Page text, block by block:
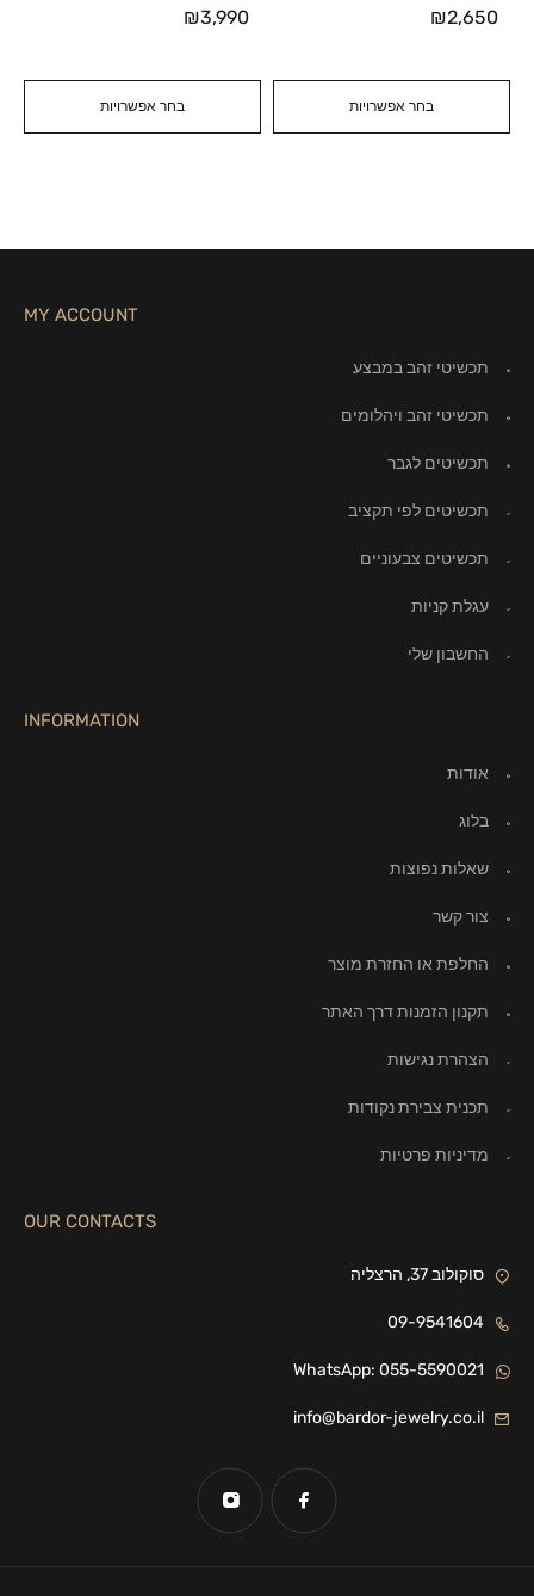
בחר אפשרויות
₪2,650
בחר אפשרויות
₪3,990
MY ACCOUNT
תכשיטי זהב במבצע
תכשיטי זהב ויהלומים
תכשיטים לגבר
תכשיטים לפי תקציב
תכשיטים צבעוניים
עגלת קניות
החשבון שלי
INFORMATION
אודות
בלוג
שאלות נפוצות
צור קשר
החלפת או החזרת מוצר
תקנון הזמנות דרך האתר
הצהרת נגישות
תכנית צבירת נקודות
מדיניות פרטיות
OUR CONTACTS
סוקולוב 37, הרצליה
09-9541604
WhatsApp: 055-5590021
info@bardor-jewelry.co.il